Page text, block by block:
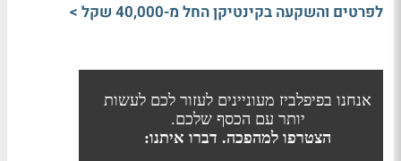
לפרטים והשקעה בקינטיקן החל מ-40,000 שקל >